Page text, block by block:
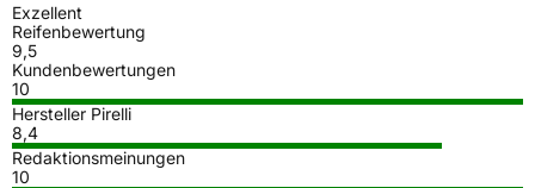
Exzellent
Reifenbewertung
9,5
Kundenbewertungen
10
Hersteller Pirelli
8,4
Redaktionsmeinungen
10